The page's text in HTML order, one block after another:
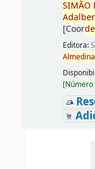
SIMÃO
[Coorde
Editora:
[Número